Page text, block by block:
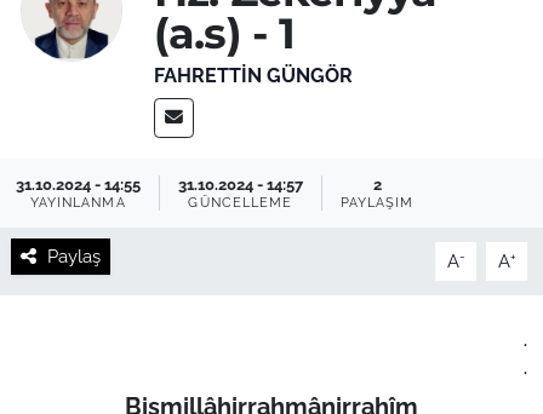
(a.s) - 1
FAHRETTIN GÜNGÖR
31.10.2024 - 14:55
YAYINLANMA
31.10.2024 - 14:57
GÜNCELLEME
2
PAYLAŞIM
Paylaş A- A+
.
.
Bismillâhirrahmânirrahîm